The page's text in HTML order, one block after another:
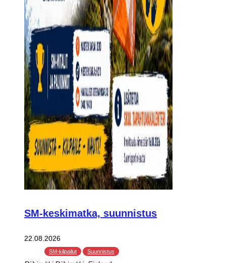
SM-keskimatka, suunnistus
22.08.2026
SM-kilpailut Suunnistus